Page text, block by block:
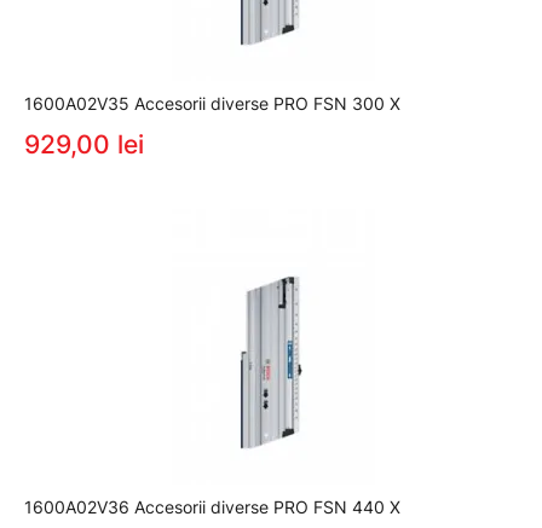
1600A02V35 Accesorii diverse PRO FSN 300 X
929,00 lei
1600A02V36 Accesorii diverse PRO FSN 440 X